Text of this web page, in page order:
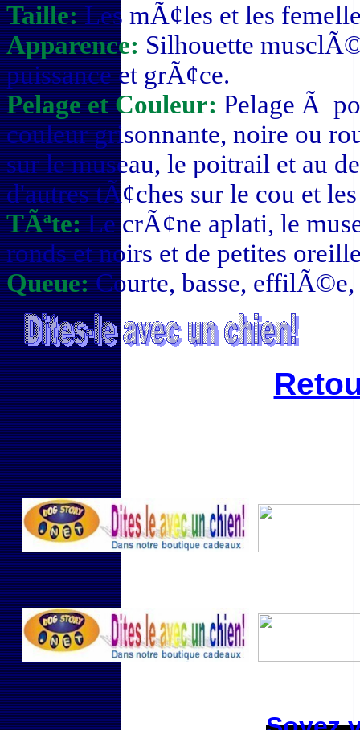
Taille:Les mÃ¢les et les
Apparence: Silhouette
puissance et grÃ¢ce.
Pelage et Couleur: Pelage Ã
couleur grisonnante, noire ou
sur le museau, le poitrail et au
d'autres tÃ¢ches sur le cou et
TÃªte:Le crÃ¢ne aplati, le
ronds et noirs et de petites
Queue:Courte, basse,